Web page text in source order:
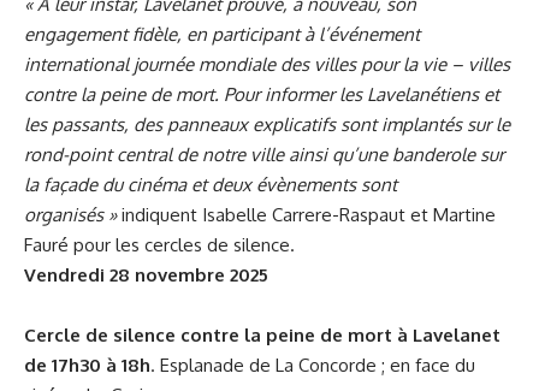
engagement fidèle, en participant à l’événement
international journée mondiale des villes pour la vie – villes
contre la peine de mort. Pour informer les Lavelanétiens et
les passants, des panneaux explicatifs sont implantés sur le
rond-point central de notre ville ainsi qu’une banderole sur
la façade du cinéma et deux évènements sont
organisés »indiquent Isabelle Carrere-Raspaut et Martine
Fauré pour les cercles de silence.
Vendredi 28 novembre 2025
Cercle de silence contre la peine de mort à Lavelanet
de 17h30 à 18h. Esplanade de La Concorde ; en face du